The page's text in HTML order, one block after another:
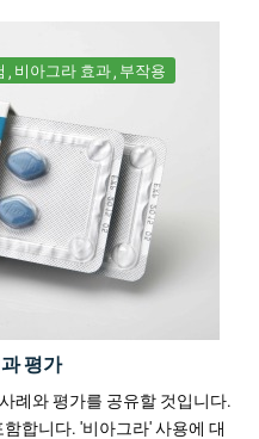
비아그라 효과 부작용
평가
례와 평가를 공유할 것입니다.
합니다. '비아그라' 사용에 대